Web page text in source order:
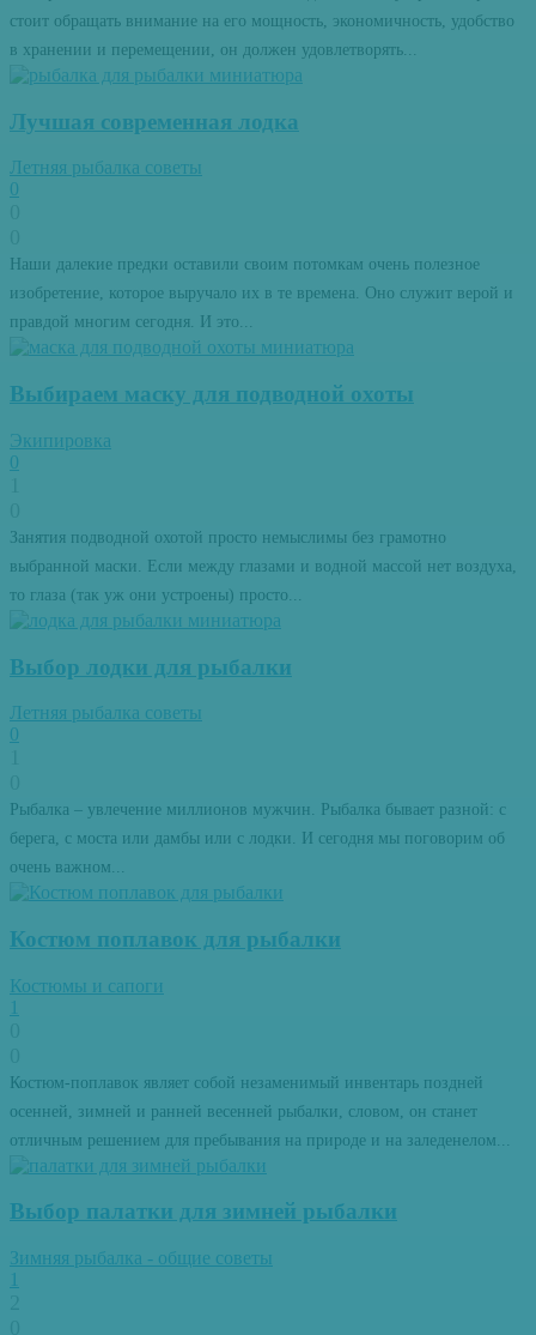
стоит обращать внимание на его мощность, экономичность, удобство
в хранении и перемещении, он должен удовлетворять...
Лучшая современная лодка
Летняя рыбалка советы
0
Наши далекие предки оставили своим потомкам очень полезное
изобретение, которое выручало их в те времена. Оно служит верой и
правдой многим сегодня. И это...
Выбираем маску для подводной охоты
Экипировка
0
Занятия подводной охотой просто немыслимы без грамотно
выбранной маски. Если между глазами и водной массой нет воздуха,
то глаза (так уж они устроены) просто...
Выбор лодки для рыбалки
Летняя рыбалка советы
0
Рыбалка – увлечение миллионов мужчин. Рыбалка бывает разной: с
берега, с моста или дамбы или с лодки. И сегодня мы поговорим об
очень важном...
Костюм поплавок для рыбалки
Костюмы и сапоги
1
Костюм-поплавок являет собой незаменимый инвентарь поздней
осенней, зимней и ранней весенней рыбалки, словом, он станет
отличным решением для пребывания на природе и на заледенелом...
Выбор палатки для зимней рыбалки
Зимняя рыбалка - общие советы
1